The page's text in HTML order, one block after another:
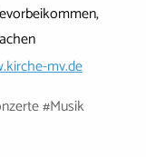
mv.de
#Musik